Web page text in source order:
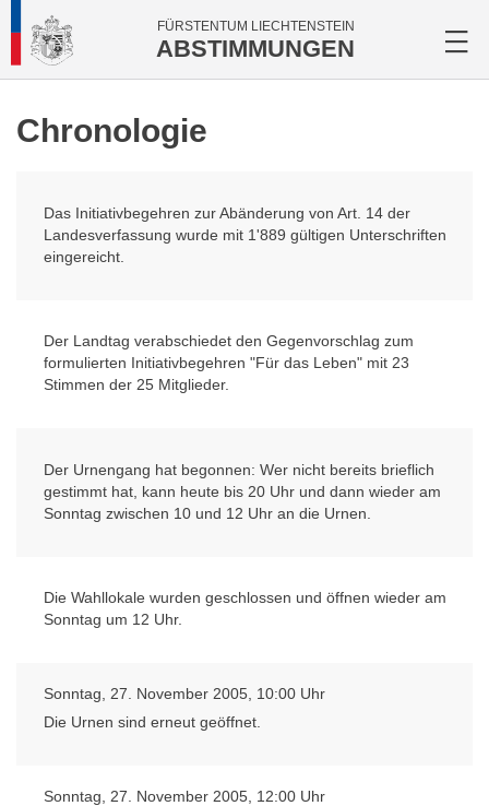
FÜRSTENTUM LIECHTENSTEIN
ABSTIMMUNGEN
Chronologie
Das Initiativbegehren zur Abänderung von Art. 14 der
Landesverfassung wurde mit 1'889 gültigen Unterschriften
eingereicht.
Der Landtag verabschiedet den Gegenvorschlag zum
formulierten Initiativbegehren "Für das Leben" mit 23
Stimmen der 25 Mitglieder.
Der Urnengang hat begonnen: Wer nicht bereits brieflich
gestimmt hat, kann heute bis 20 Uhr und dann wieder am
Sonntag zwischen 10 und 12 Uhr an die Urnen.
Die Wahllokale wurden geschlossen und öffnen wieder am
Sonntag um 12 Uhr.
Sonntag, 27. November 2005, 10:00 Uhr
Die Urnen sind erneut geöffnet.
Sonntag, 27. November 2005, 12:00 Uhr